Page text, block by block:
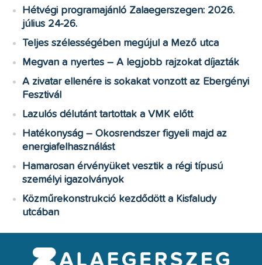
Hétvégi programajánló Zalaegerszegen: 2026.
július 24-26.
Teljes szélességében megújul a Mező utca
Megvan a nyertes – A legjobb rajzokat díjazták
A zivatar ellenére is sokakat vonzott az Ebergényi
Fesztivál
Lazulós délutánt tartottak a VMK előtt
Hatékonyság – Okosrendszer figyeli majd az
energiafelhasználást
Hamarosan érvényüket vesztik a régi típusú
személyi igazolványok
Közműrekonstrukció kezdődött a Kisfaludy
utcában